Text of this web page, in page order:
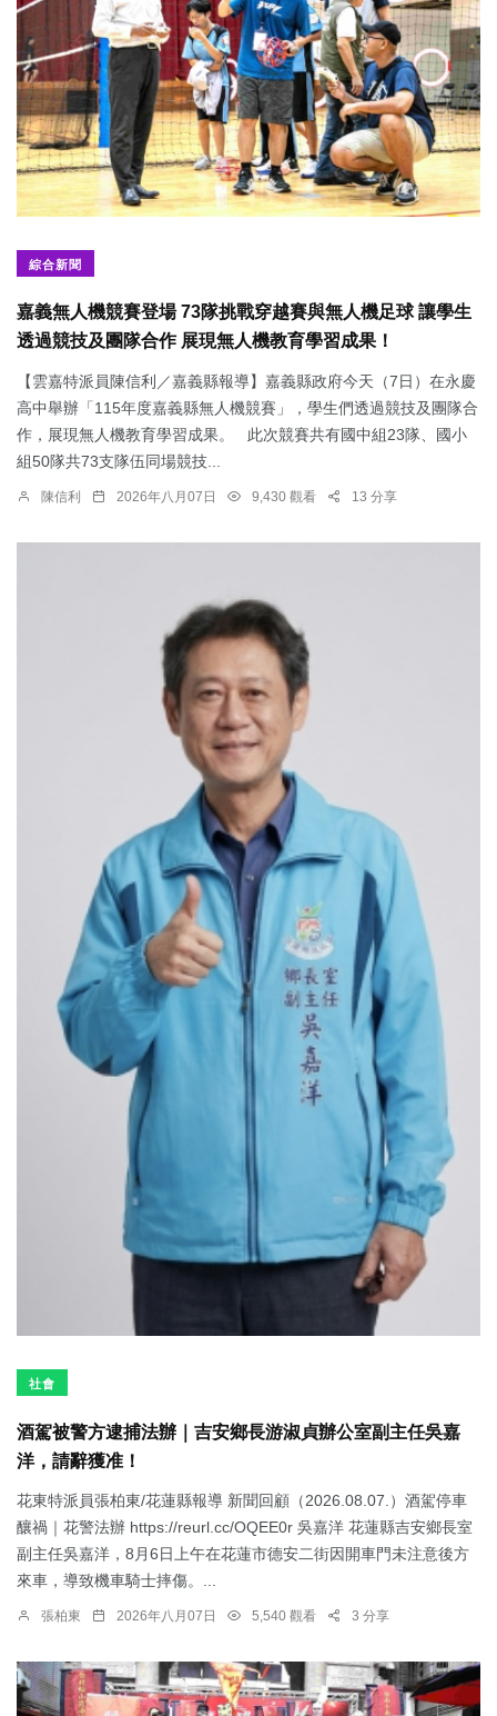
綜合新聞
嘉義無人機競賽登場 73隊挑戰穿越賽與無人機足球 讓學生
透過競技及團隊合作 展現無人機教育學習成果！
【雲嘉特派員陳信利／嘉義縣報導】嘉義縣政府今天（7日）在永慶
高中舉辦「115年度嘉義縣無人機競賽」，學生們透過競技及團隊合
作，展現無人機教育學習成果。 此次競賽共有國中組23隊、國小
組50隊共73支隊伍同場競技...
陳信利 2026年八月07日 9,430 觀看 13 分享
社會
酒駕被警方逮捕法辦｜吉安鄉長游淑貞辦公室副主任吳嘉
洋，請辭獲准！
花東特派員張柏東/花蓮縣報導 新聞回顧（2026.08.07.）酒駕停車
釀禍｜花警法辦 https://reurl.cc/OQEE0r 吳嘉洋 花蓮縣吉安鄉長室
副主任吳嘉洋，8月6日上午在花蓮市德安二街因開車門未注意後方
來車，導致機車騎士摔傷。...
張柏東 2026年八月07日 5,540 觀看 3 分享